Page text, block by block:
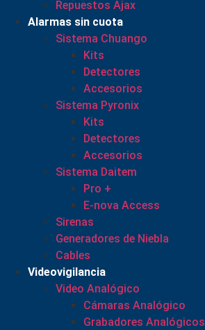
Repuestos Ajax
Alarmas sin cuota
Sistema Chuango
Kits
Detectores
Accesorios
Sistema Pyronix
Kits
Detectores
Accesorios
Sistema Daitem
Pro +
E-nova Access
Sirenas
Generadores de Niebla
Cables
Videovigilancia
Video Analógico
Cámaras Analógico
Grabadores Analógicos